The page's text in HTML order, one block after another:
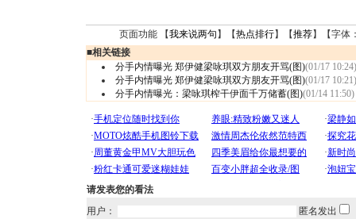
页面功能 【我来说两句 】【热点排行】【推荐】【字体
■相关链接
分手内情曝光 郑伊健梁咏琪双方朋友开骂(图)(01/17 10:24)
分手内情曝光 郑伊健梁咏琪双方朋友开骂(图)(01/17 10:21)
分手内情曝光：梁咏琪榨干伊面千万储蓄(图)(01/14 11:50)
请发表您的看法
用户：
匿名发出